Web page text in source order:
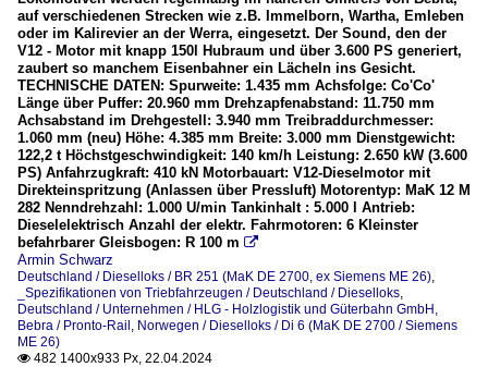
auf verschiedenen Strecken wie z.B. Immelborn, Wartha, Emleben
oder im Kalirevier an der Werra, eingesetzt. Der Sound, den der
V12 - Motor mit knapp 150l Hubraum und über 3.600 PS generiert,
zaubert so manchem Eisenbahner ein Lächeln ins Gesicht.
TECHNISCHE DATEN: Spurweite: 1.435 mm Achsfolge: Co'Co'
Länge über Puffer: 20.960 mm Drehzapfenabstand: 11.750 mm
Achsabstand im Drehgestell: 3.940 mm Treibraddurchmesser:
1.060 mm (neu) Höhe: 4.385 mm Breite: 3.000 mm Dienstgewicht:
122,2 t Höchstgeschwindigkeit: 140 km/h Leistung: 2.650 kW (3.600
PS) Anfahrzugkraft: 410 kN Motorbauart: V12-Dieselmotor mit
Direkteinspritzung (Anlassen über Pressluft) Motorentyp: MaK 12 M
282 Nenndrehzahl: 1.000 U/min Tankinhalt : 5.000 l Antrieb:
Dieselelektrisch Anzahl der elektr. Fahrmotoren: 6 Kleinster
befahrbarer Gleisbogen: R 100 m 
Armin Schwarz
Deutschland / Dieselloks / BR 251 (MaK DE 2700, ex Siemens ME 26),
_Spezifikationen von Triebfahrzeugen / Deutschland / Dieselloks,
Deutschland / Unternehmen / HLG - Holzlogistik und Güterbahn GmbH,
Bebra / Pronto-Rail, Norwegen / Dieselloks / Di 6 (MaK DE 2700 / Siemens
ME 26)
 482 1400x933 Px, 22.04.2024